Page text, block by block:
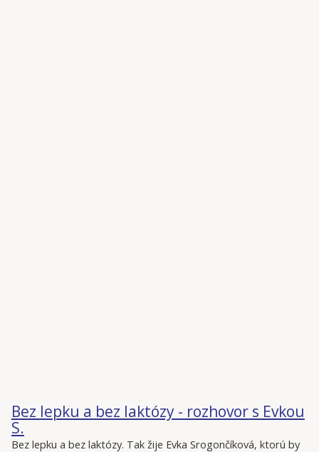
Bez lepku a bez laktózy - rozhovor s Evkou
S.
Bez lepku a bez laktózy. Tak žije Evka Srogončíková, ktorú by